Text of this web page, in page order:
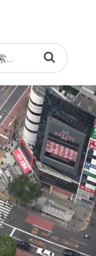
の検索語句